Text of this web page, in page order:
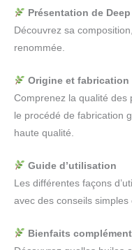
Présentation de
Découvrez sa
renommée.
Origine et fabrication
Comprenez la qualité des
le procédé de fabrication
haute qualité.
Guide d’utilisation
Les différentes façons
avec des conseils
Bienfaits